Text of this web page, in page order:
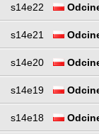
s14e22
s14e21
s14e20
s14e19
s14e18